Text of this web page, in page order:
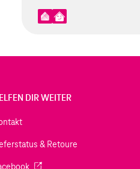
DIR WEITER
& Retoure
(Wird in einem neuen Tab